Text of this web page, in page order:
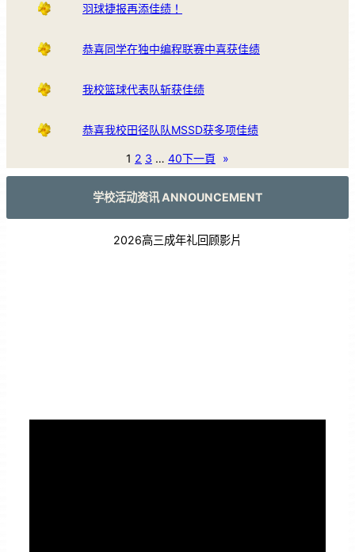
羽球捷报再添佳绩！
恭喜同学在独中编程联赛中喜获佳绩
我校篮球代表队斩获佳绩
恭喜我校田径队队MSSD获多项佳绩
1 2 3 … 40下一頁 »
学校活动资讯 ANNOUNCEMENT
2026高三成年礼回顾影片